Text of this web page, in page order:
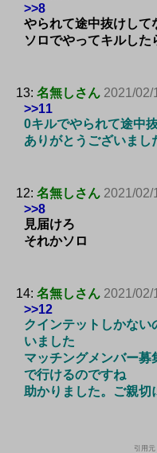
>>8
やられて途中抜けして
ソロでやってキルし
13: 名無しさん 2021/02/
>>11
0キルでやられて途中
ありがとうございまし
12: 名無しさん 2021/02/
>>8
見届けろ
それかソロ
14: 名無しさん 2021/02/
>>12
クインテットしかない
いました
マッチングメンバー募
で行けるのですね
助かりました。ご親切
引用